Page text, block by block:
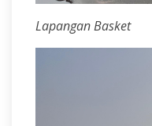
Lapangan Basket